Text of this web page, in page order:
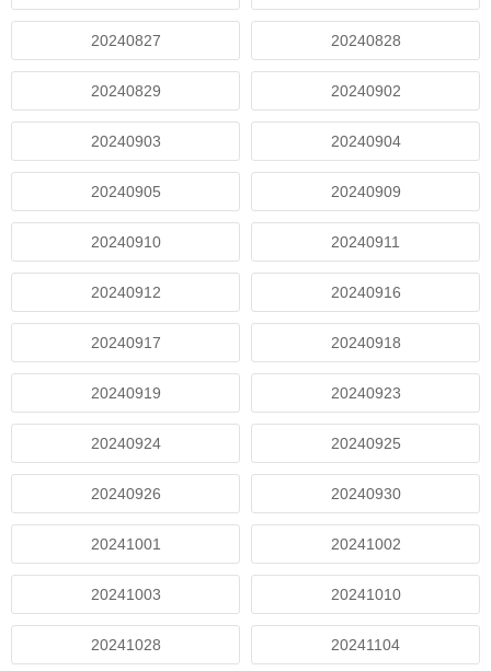
20240827 20240828
20240829 20240902
20240903 20240904
20240905 20240909
20240910 20240911
20240912 20240916
20240917 20240918
20240919 20240923
20240924 20240925
20240926 20240930
20241001 20241002
20241003 20241010
20241028 20241104